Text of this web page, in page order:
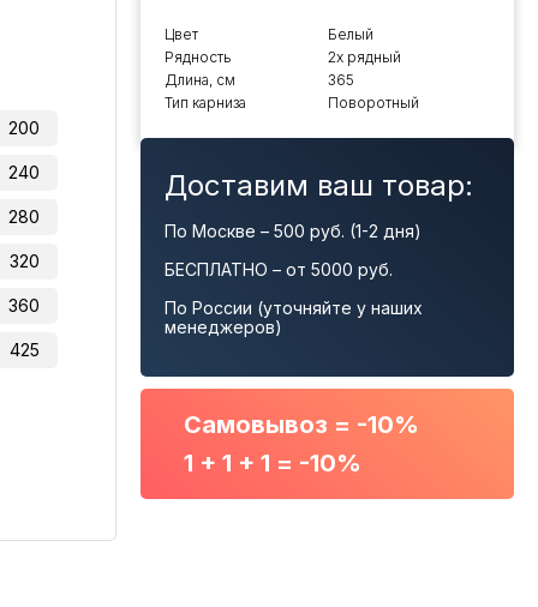
200
240
280
320
360
425
Цвет
Белый
Рядность
2х рядный
Длина, см
365
Тип карниза
Поворотный
Доставим ваш товар:
По Москве – 500 руб. (1-2 дня)
БЕСПЛАТНО – от 5000 руб.
По России (уточняйте у наших
менеджеров)
Самовывоз = -10%
1 + 1 + 1 = -10%